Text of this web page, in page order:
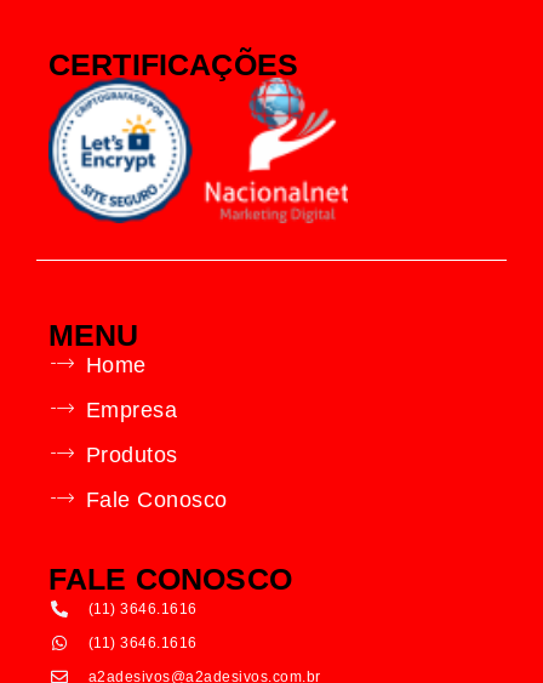
CERTIFICAÇÕES
MENU
Home
Empresa
Produtos
Fale Conosco
FALE CONOSCO
(11) 3646.1616
(11) 3646.1616
a2adesivos@a2adesivos.com.br